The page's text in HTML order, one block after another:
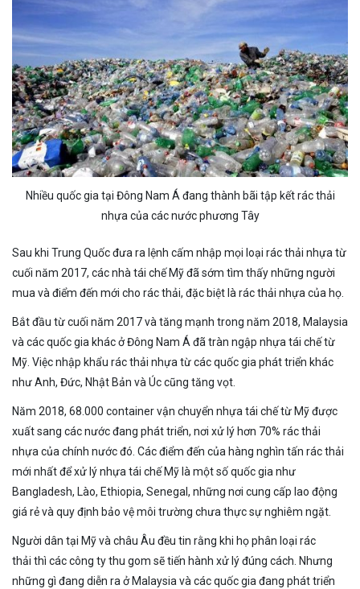
Nhiều quốc gia tại Đông Nam Á đang thành bãi tập kết rác thải
nhựa của các nước phương Tây
Sau khi Trung Quốc đưa ra lệnh cấm nhập mọi loại rác thải nhựa từ
cuối năm 2017, các nhà tái chế Mỹ đã sớm tìm thấy những người
mua và điểm đến mới cho rác thải, đặc biệt là rác thải nhựa của họ.
Bắt đầu từ cuối năm 2017 và tăng mạnh trong năm 2018, Malaysia
và các quốc gia khác ở Đông Nam Á đã tràn ngập nhựa tái chế từ
Mỹ. Việc nhập khẩu rác thải nhựa từ các quốc gia phát triển khác
như Anh, Đức, Nhật Bản và Úc cũng tăng vọt.
Năm 2018, 68.000 container vận chuyển nhựa tái chế từ Mỹ được
xuất sang các nước đang phát triển, nơi xử lý hơn 70% rác thải
nhựa của chính nước đó. Các điểm đến của hàng nghìn tấn rác thải
mới nhất để xử lý nhựa tái chế Mỹ là một số quốc gia như
Bangladesh, Lào, Ethiopia, Senegal, những nơi cung cấp lao động
giá rẻ và quy định bảo vệ môi trường chưa thực sự nghiêm ngặt.
Người dân tại Mỹ và châu Âu đều tin rằng khi họ phân loại rác
thải thì các công ty thu gom sẽ tiến hành xử lý đúng cách. Nhưng
những gì đang diễn ra ở Malaysia và các quốc gia đang phát triển